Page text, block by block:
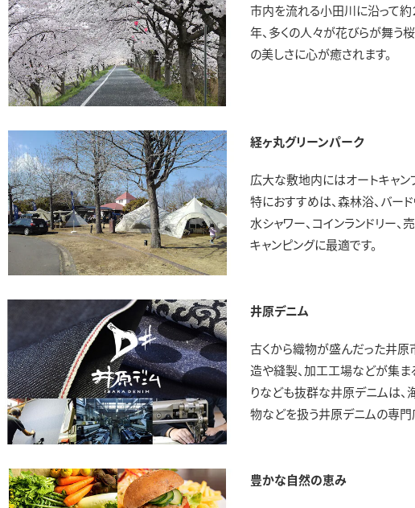
市内を流れる小田川に沿って約
年、多くの人々が花びらが舞う
の美しさに心が癒されます。
経ヶ丸グリーンパーク
広大な敷地内にはオートキャン
特におすすめは、森林浴、バー
水シャワー、コインランドリー、
キャンピングに最適です。
井原デニム
古くから織物が盛んだった井
造や縫製、加工工場などが集ま
りなども抜群な井原デニムは、
物などを扱う井原デニムの専門
豊かな自然の恵み